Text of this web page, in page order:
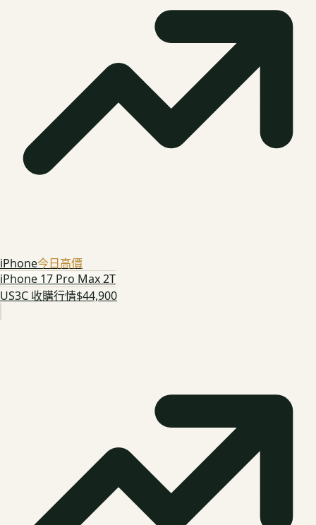
iPhone今日高價
iPhone 17 Pro Max 2T
US3C 收購行情$44,900